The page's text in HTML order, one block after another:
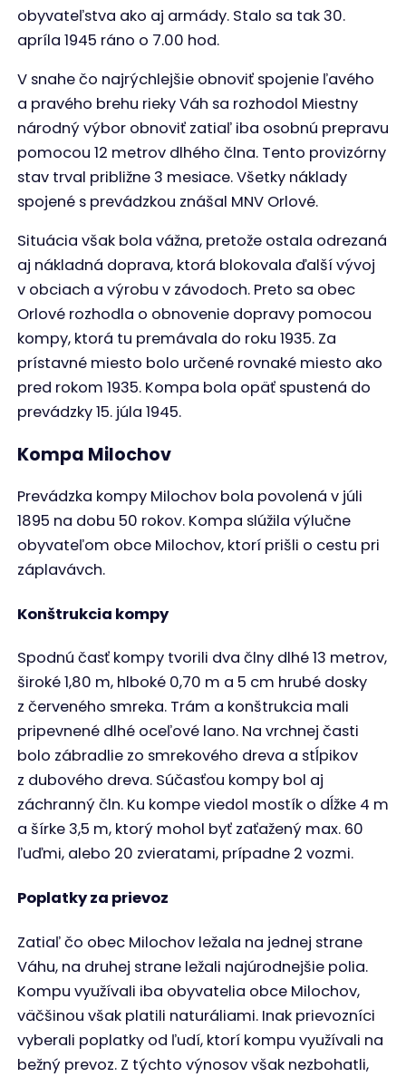
obyvateľstva ako aj armády. Stalo sa tak 30.
apríla 1945 ráno o 7.00 hod.
V snahe čo najrýchlejšie obnoviť spojenie ľavého
a pravého brehu rieky Váh sa rozhodol Miestny
národný výbor obnoviť zatiaľ iba osobnú prepravu
pomocou 12 metrov dlhého člna. Tento provizórny
stav trval približne 3 mesiace. Všetky náklady
spojené s prevádzkou znášal MNV Orlové.
Situácia však bola vážna, pretože ostala odrezaná
aj nákladná doprava, ktorá blokovala ďalší vývoj
v obciach a výrobu v závodoch. Preto sa obec
Orlové rozhodla o obnovenie dopravy pomocou
kompy, ktorá tu premávala do roku 1935. Za
prístavné miesto bolo určené rovnaké miesto ako
pred rokom 1935. Kompa bola opäť spustená do
prevádzky 15. júla 1945.
Kompa Milochov
Prevádzka kompy Milochov bola povolená v júli
1895 na dobu 50 rokov. Kompa slúžila výlučne
obyvateľom obce Milochov, ktorí prišli o cestu pri
záplavávch.
Konštrukcia kompy
Spodnú časť kompy tvorili dva člny dlhé 13 metrov,
široké 1,80 m, hlboké 0,70 m a 5 cm hrubé dosky
z červeného smreka. Trám a konštrukcia mali
pripevnené dlhé oceľové lano. Na vrchnej časti
bolo zábradlie zo smrekového dreva a stĺpikov
z dubového dreva. Súčasťou kompy bol aj
záchranný čln. Ku kompe viedol mostík o dĺžke 4 m
a šírke 3,5 m, ktorý mohol byť zaťažený max. 60
ľuďmi, alebo 20 zvieratami, prípadne 2 vozmi.
Poplatky za prievoz
Zatiaľ čo obec Milochov ležala na jednej strane
Váhu, na druhej strane ležali najúrodnejšie polia.
Kompu využívali iba obyvatelia obce Milochov,
väčšinou však platili naturáliami. Inak prievozníci
vyberali poplatky od ľudí, ktorí kompu využívali na
bežný prevoz. Z týchto výnosov však nezbohatli,